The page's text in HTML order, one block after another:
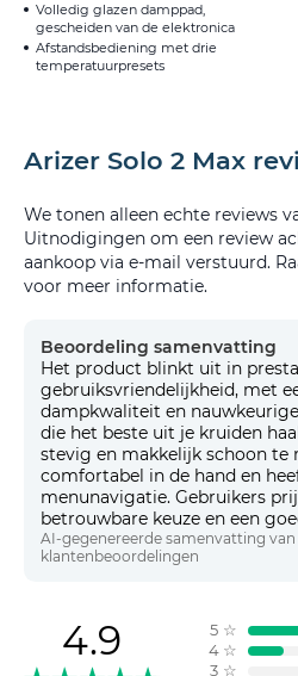
Volledig glazen damppad,
gescheiden van de elektronica
Afstandsbediening met drie
temperatuurpresets
Arizer Solo 2 Max
We tonen alleen echte reviews
Uitnodigingen om een review
aankoop via e-mail verstuurd.
voor meer informatie.
Beoordeling samenvatting
Het product blinkt uit in
gebruiksvriendelijkheid, met
dampkwaliteit en
die het beste uit je kruiden
stevig en makkelijk schoon te
comfortabel in de hand en
menunavigatie. Gebruikers
betrouwbare keuze en een
AI-gegenereerde samenvatting van
klantenbeoordelingen
4.9 5 ☆
4 ☆
3 ☆